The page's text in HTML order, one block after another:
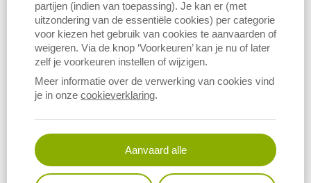
steunmaatregelen. Binnen deze berekeningen zijn er verschillende
bouwstenen van belang: de standaardverdiencapaciteit (SVC), de
standaardoutput en standaardoutputcoëfficiënten (SO), en de
verdiencoëfficiënten. In dit rapport worden deze elementen en hun
relatie tot elkaar toegelicht. Schematisch wordt dit samengevat in
onderstaande figuur.
partijen (indien van toepassing). Je kan er (met
uitzondering van de essentiële cookies) per categorie
voor kiezen het gebruik van cookies te aanvaarden of
weigeren. Via de knop ‘Voorkeuren’ kan je nu of later
zelf je voorkeuren instellen of wijzigen.
Meer informatie over de verwerking van cookies vind
je in onze cookieverklaring.
Aanvaard alle